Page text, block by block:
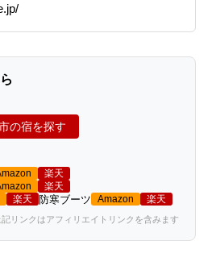
の宿を探す
楽天
楽天
楽天 防寒ブーツ Amazon 楽天
リンクはアフィリエイトリンクを含みます